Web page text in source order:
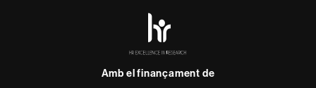
-
Amb el finançament de